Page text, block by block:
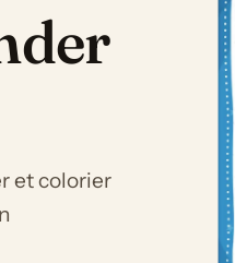
et colorier